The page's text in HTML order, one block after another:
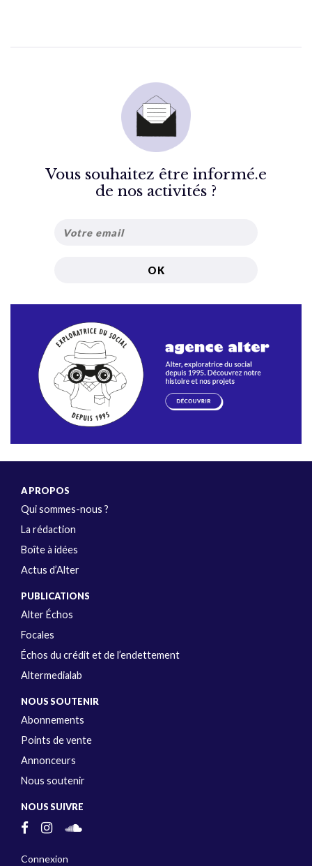
Vous souhaitez être informé.e
de nos activités ?
A PROPOS
Qui sommes-nous ?
La rédaction
Boîte à idées
Actus d’Alter
PUBLICATIONS
Alter Échos
Focales
Échos du crédit et de l’endettement
Altermedialab
NOUS SOUTENIR
Abonnements
Points de vente
Annonceurs
Nous soutenir
NOUS SUIVRE
Connexion